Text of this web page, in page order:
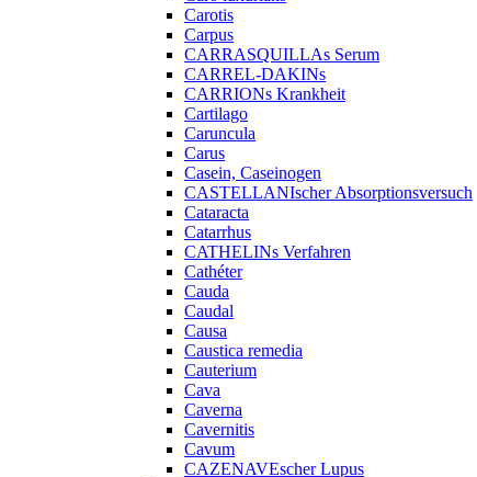
Carotis
Carpus
CARRASQUILLAs Serum
CARREL-DAKINs
CARRIONs Krankheit
Cartilago
Caruncula
Carus
Casein, Caseinogen
CASTELLANIscher Absorptionsversuch
Cataracta
Catarrhus
CATHELINs Verfahren
Cathéter
Cauda
Caudal
Causa
Caustica remedia
Cauterium
Cava
Caverna
Cavernitis
Cavum
CAZENAVEscher Lupus